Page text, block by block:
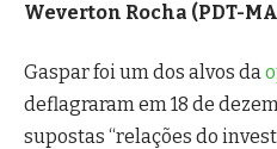
Weverton Rocha (PDT-
Gaspar foi um dos alvos da
deflagraram em 18 de
supostas “relações do